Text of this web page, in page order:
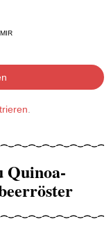
.
Quinoa-